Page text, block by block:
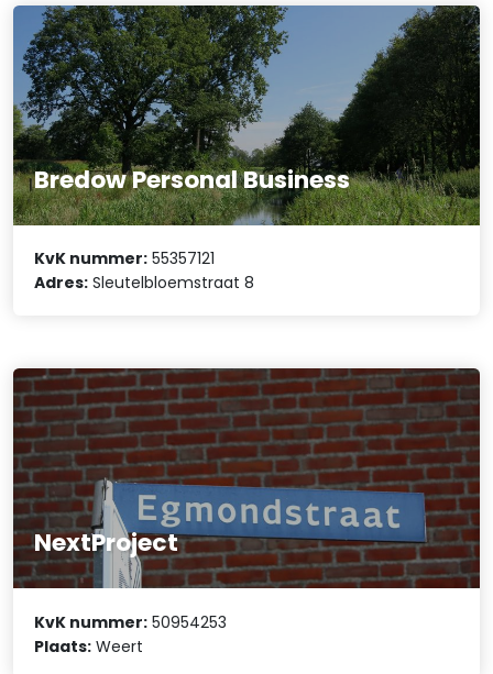
Bredow Personal Business
KvK nummer: 55357121
Adres: Sleutelbloemstraat 8
NextProject
KvK nummer: 50954253
Plaats: Weert